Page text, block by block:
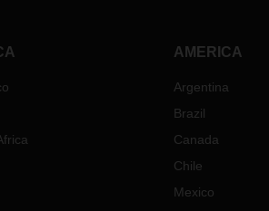
odwołanych lotów.
obsługujący pracuje w
związane z przewozami
działają z dużym
AMERICA
Argentina
Brazil
Canada
Chile
Mexico